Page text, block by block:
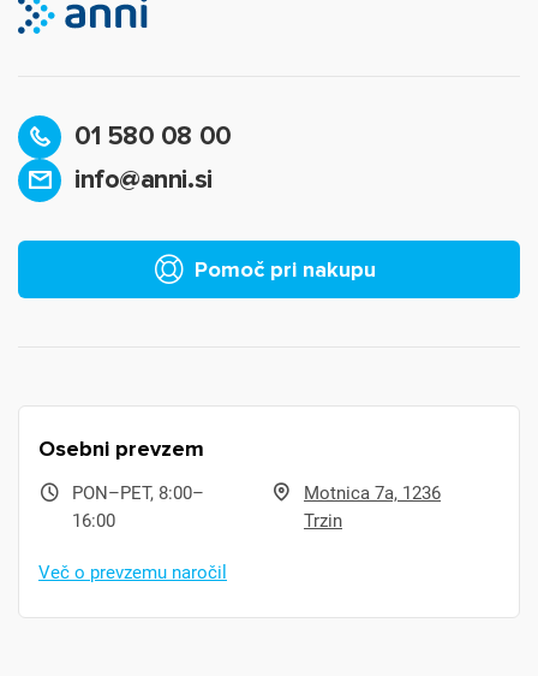
01 580 08 00
info@anni.si
Pomoč pri nakupu
Osebni prevzem
PON–PET, 8:00–
16:00
Motnica 7a, 1236
Trzin
Več o prevzemu naročil